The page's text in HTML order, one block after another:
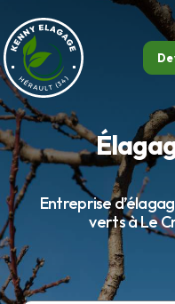
Entreprise
verts à Le